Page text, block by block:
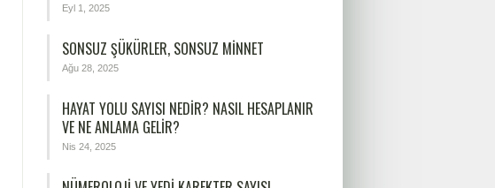
Eyl 1, 2025
SONSUZ ŞÜKÜRLER, SONSUZ MINNET
Ağu 28, 2025
HAYAT YOLU SAYISI NEDIR? NASIL HESAPLANIR
VE NE ANLAMA GELIR?
Nis 24, 2025